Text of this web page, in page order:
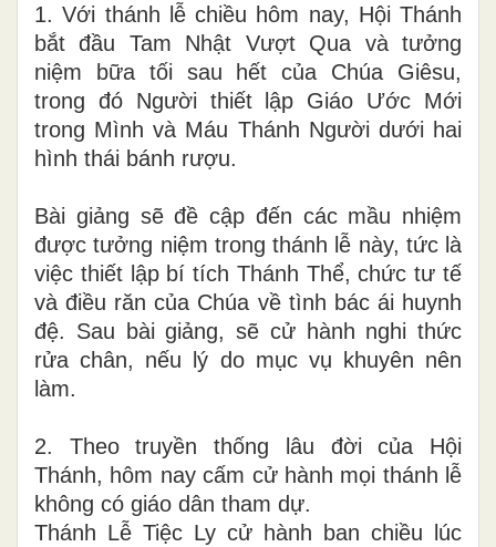
1. Với thánh lễ chiều hôm nay, Hội Thánh
bắt đầu Tam Nhật Vượt Qua và tưởng
niệm bữa tối sau hết của Chúa Giêsu,
trong đó Người thiết lập Giáo Ước Mới
trong Mình và Máu Thánh Người dưới hai
hình thái bánh rượu.
Bài giảng sẽ đề cập đến các mầu nhiệm
được tưởng niệm trong thánh lễ này, tức là
việc thiết lập bí tích Thánh Thể, chức tư tế
và điều răn của Chúa về tình bác ái huynh
đệ. Sau bài giảng, sẽ cử hành nghi thức
rửa chân, nếu lý do mục vụ khuyên nên
làm.
2. Theo truyền thống lâu đời của Hội
Thánh, hôm nay cấm cử hành mọi thánh lễ
không có giáo dân tham dự.
Thánh Lễ Tiệc Ly cử hành ban chiều lúc